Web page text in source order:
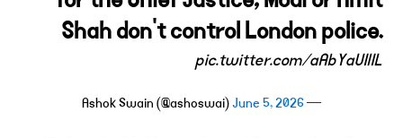
Shah don’t control London police.
pic.twitter.com/aAbYaUIlIL
— Ashok Swain (@ashoswai)
June 5, 2026